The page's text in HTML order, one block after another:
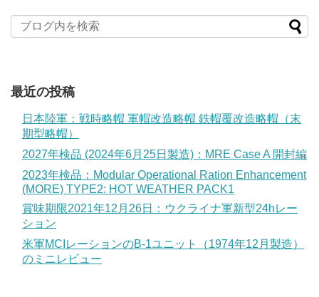
最近の投稿
日本陸軍：戦時略帽 軍帽改造略帽 鉄帽覆改造略帽（末
期型略帽）
2027年検品 (2024年6月25日製造)：MRE Case A 開封編
2023年検品：Modular Operational Ration Enhancement
(MORE) TYPE2: HOT WEATHER PACK1
賞味期限2021年12月26日：ウクライナ軍新型24hレー
ション
米軍MCIレーションのB-1ユニット（1974年12月製造）
のミニレビュー